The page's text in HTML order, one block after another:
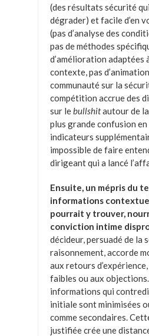
(des résultats sécurité
dégrader) et facile d’en
(pas d’analyse des
pas de méthodes
d’amélioration adaptées
contexte, pas d’animation
communauté sur la
compétition accrue des
sur lebullshitautour de
plus grande confusion
indicateurs
impossible de faire
dirigeant qui a lancé
Ensuite, un mépris du
informations
pourrait y trouver,
conviction intime
décideur, persuadé de la
raisonnement, accorde
aux retours
faibles ou aux
informations qui
initiale sont minimisées
comme secondaires.
justifiée crée une